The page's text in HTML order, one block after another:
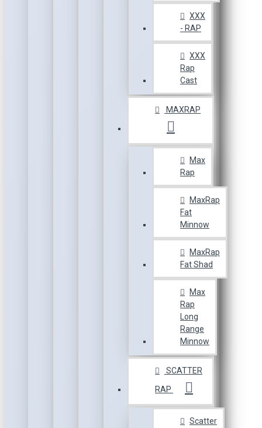
XXX
- RAP
XXX
Rap
Cast
MAXRAP
Max
Rap
MaxRap
Fat
Minnow
MaxRap
Fat Shad
Max
Rap
Long
Range
Minnow
SCATTER
RAP
Scatter